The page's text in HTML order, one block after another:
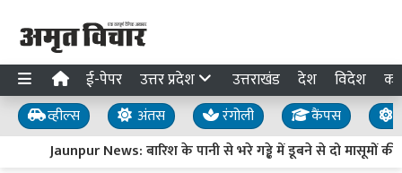
ई-पेपर उत्तर प्रदेश उत्तराखंड देश विदेश
व्हील्स अंतस रंगोली कैंपस
Jaunpur News: बारिश के पानी से भरे गड्ढे में डूबने से दो मासूमों की